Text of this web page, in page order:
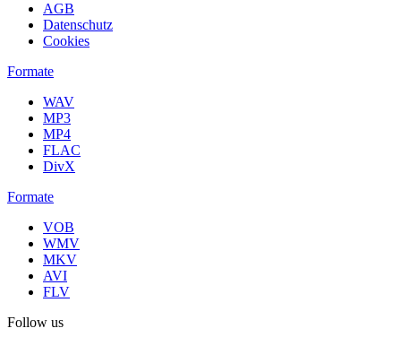
AGB
Datenschutz
Cookies
Formate
WAV
MP3
MP4
FLAC
DivX
Formate
VOB
WMV
MKV
AVI
FLV
Follow us